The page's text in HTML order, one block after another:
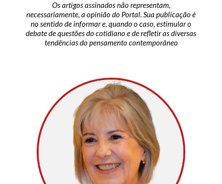
Os artigos assinados não representam,
necessariamente, a opinião do Portal. Sua publicação é
no sentido de informar e, quando o caso, estimular o
debate de questões do cotidiano e de refletir as diversas
tendências do pensamento contemporâneo